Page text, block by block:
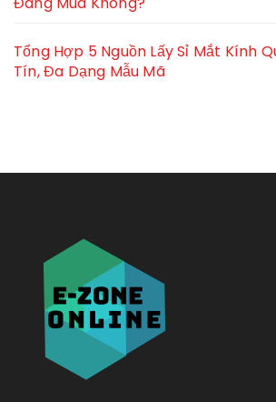
Tổng Hợp 5 Nguồn Lấy Sỉ Mắt Kính
Tín, Đa Dạng Mẫu Mã